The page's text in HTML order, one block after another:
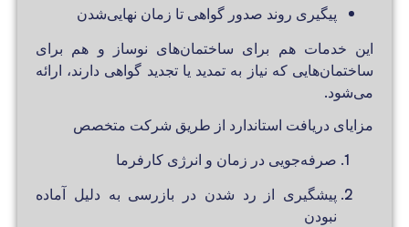
پیگیری روند صدور گواهی تا زمان نهایی‌شدن
این خدمات هم برای ساختمان‌های نوساز و هم برای
ساختمان‌هایی که نیاز به تمدید یا تجدید گواهی دارند، ارائه
می‌شود.
مزایای دریافت استاندارد از طریق شرکت متخصص
صرفه‌جویی در زمان و انرژی کارفرما
پیشگیری از رد شدن در بازرسی به دلیل آماده
نبودن